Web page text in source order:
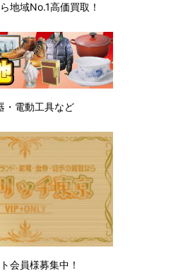
地域No.1高価買取！
・電動工具など
会員様募集中！